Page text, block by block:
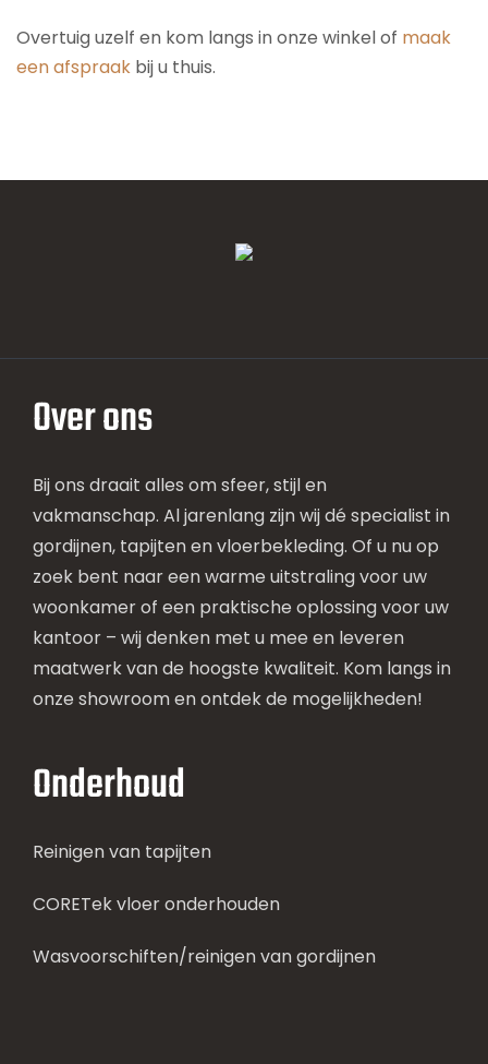
Overtuig uzelf en kom langs in onze winkel of maak
een afspraak bij u thuis.
Over ons
Bij ons draait alles om sfeer, stijl en
vakmanschap. Al jarenlang zijn wij dé specialist in
gordijnen, tapijten en vloerbekleding. Of u nu op
zoek bent naar een warme uitstraling voor uw
woonkamer of een praktische oplossing voor uw
kantoor – wij denken met u mee en leveren
maatwerk van de hoogste kwaliteit. Kom langs in
onze showroom en ontdek de mogelijkheden!
Onderhoud
Reinigen van tapijten
CORETek vloer onderhouden
Wasvoorschiften/reinigen van gordijnen